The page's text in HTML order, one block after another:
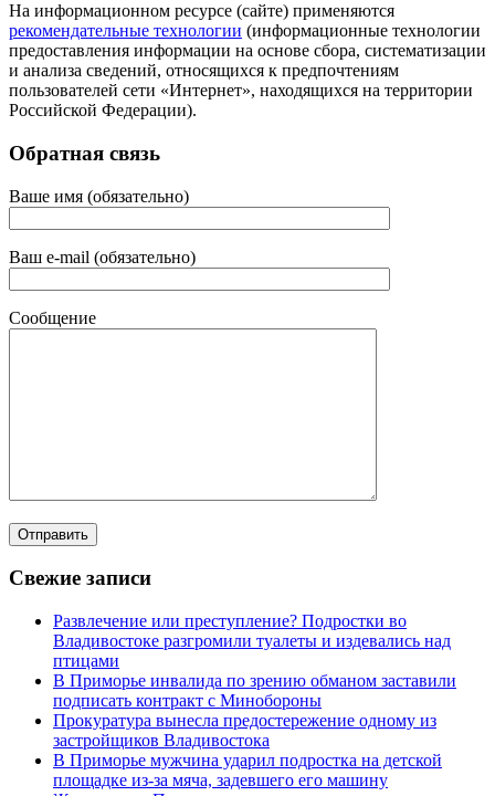
На информационном ресурсе (сайте) применяются
рекомендательные технологии (информационные технологии
предоставления информации на основе сбора, систематизации
и анализа сведений, относящихся к предпочтениям
пользователей сети «Интернет», находящихся на территории
Российской Федерации).
Обратная связь
Ваше имя (обязательно)
Ваш e-mail (обязательно)
Сообщение
Свежие записи
Развлечение или преступление? Подростки во
Владивостоке разгромили туалеты и издевались над
птицами
В Приморье инвалида по зрению обманом заставили
подписать контракт с Минобороны
Прокуратура вынесла предостережение одному из
застройщиков Владивостока
В Приморье мужчина ударил подростка на детской
площадке из-за мяча, задевшего его машину